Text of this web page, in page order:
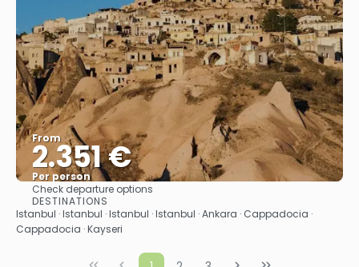
From
2.351 €
Per person
Check departure options
DESTINATIONS
Istanbul · Istanbul · Istanbul · Istanbul · Ankara · Cappadocia ·
Cappadocia · Kayseri